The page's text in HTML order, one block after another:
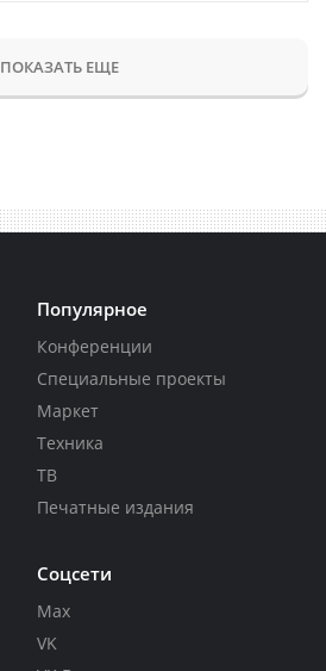
ПОКАЗАТЬ ЕЩЕ
Популярное
Конференции
Специальные проекты
Маркет
Техника
ТВ
Печатные издания
Соцсети
Max
VK